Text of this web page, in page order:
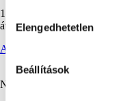
kiválasztása
Elengedhetetlen
Beállítások
1-2 munkanapon belül
átveheted személyesen is.
Ajánlatkérés
Nagy raktárkészlet